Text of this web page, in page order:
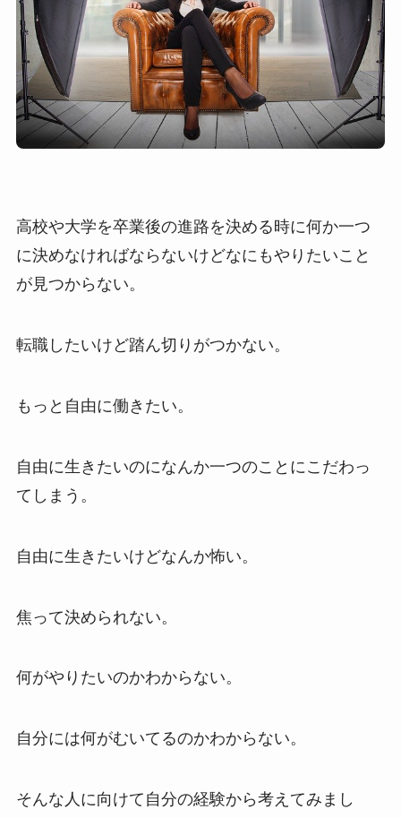
高校や大学を卒業後の進路を決める時に何か一つ
に決めなければならないけどなにもやりたいこと
が見つからない。
転職したいけど踏ん切りがつかない。
もっと自由に働きたい。
自由に生きたいのになんか一つのことにこだわっ
てしまう。
自由に生きたいけどなんか怖い。
焦って決められない。
何がやりたいのかわからない。
自分には何がむいてるのかわからない。
そんな人に向けて自分の経験から考えてみまし